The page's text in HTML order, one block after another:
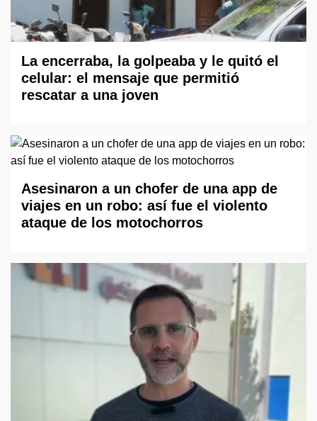
La encerraba, la golpeaba y le quitó el
celular: el mensaje que permitió
rescatar a una joven
Asesinaron a un chofer de una app de
viajes en un robo: así fue el violento
ataque de los motochorros